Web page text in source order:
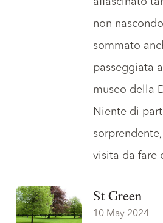
non
sommato
passeggiata a
museo della
Niente di
visita da fare
St Green
10 May 2024